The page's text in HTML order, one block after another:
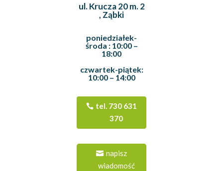
ul. Krucza 20 m. 2
, Ząbki
poniedziałek-
środa : 10:00 –
18:00
czwartek-piątek:
10:00 – 14:00
tel. 730 631
370
napisz
wiadomość